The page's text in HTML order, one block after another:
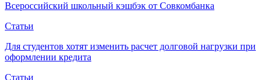
Всероссийский школьный кэшбэк от Совкомбанка
Статьи
Для студентов хотят изменить расчет долговой нагрузки при
оформлении кредита
Статьи